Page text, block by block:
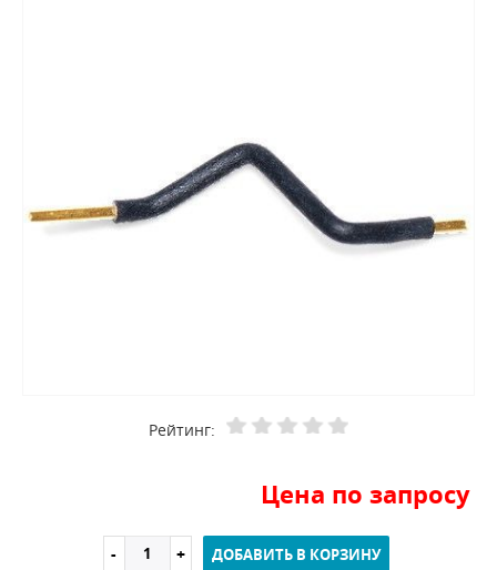
Рейтинг:
Цена по запросу
ДОБАВИТЬ В КОРЗИНУ